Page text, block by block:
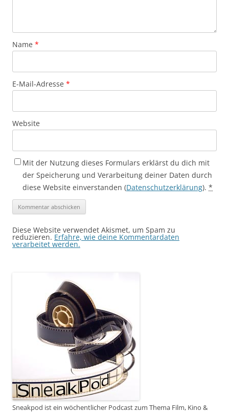
Name *
E-Mail-Adresse *
Website
Mit der Nutzung dieses Formulars erklärst du dich mit
der Speicherung und Verarbeitung deiner Daten durch
diese Website einverstanden (Datenschutzerklärung). *
Diese Website verwendet Akismet, um Spam zu
reduzieren. Erfahre, wie deine Kommentardaten
verarbeitet werden.
Sneakpod ist ein wöchentlicher Podcast zum Thema Film, Kino &